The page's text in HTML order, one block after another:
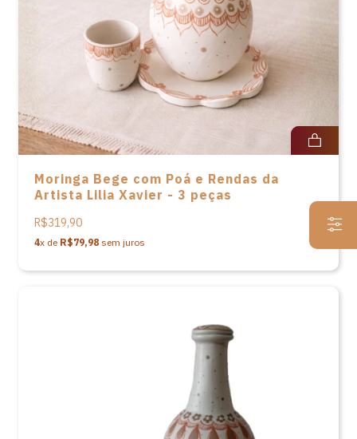
Moringa Bege com Poá e Rendas da
Artista Lilia Xavier - 3 peças
R$319,90
4x de R$79,98 sem juros